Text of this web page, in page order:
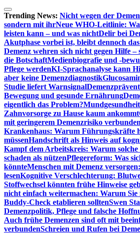
Trending News: Nicht wegen der
sondern mit ihrNeue WHO-Leitlinie:
leisten kann – und was nichtDelir bei
Akutphase vorbei ist, bleibt dennoch
Demenz wehren sich nicht gegen Hilfe –
die BotschaftMedienbiografie und -
Pflege werdenKI-Sprachanalyse kann
aber keine Demenzdiagnostik
Studie liefert Warnsignal
Bewegung und gesunde Ernährung
eigentlich das Problem?
Zahnvorsorge zu Hause kaum ankommt
mit geringerem Demenzrisiko verbunden
Krankenhaus: Warum Führungskräfte
müssenHandschrift als Hinweis auf
Kampf dem Arbeitskreis: Warum
schaden als nützenPflegereform: Was
könnteMenschen mit Demenz
lesenKognitive Verschlechterung:
Stoffwechsel könnten frühe Hinweise
nicht einfach weitermachen: Warum Sie
Buddy-Check etablieren solltenSwen
Demenzpolitik, Pflege und falsche
Auch frühe Demenzen sind oft mit
verbundenSchreien und Rufen bei